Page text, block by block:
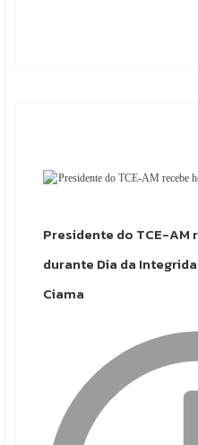
Presidente do TCE-AM
durante Dia da
Ciama